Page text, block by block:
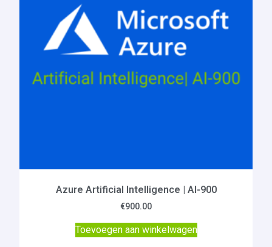
Azure Artificial Intelligence | AI-900
€900.00
Toevoegen aan winkelwagen